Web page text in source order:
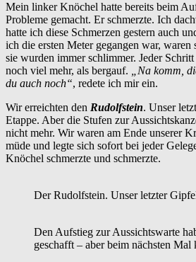
Mein linker Knöchel hatte bereits beim
Probleme gemacht. Er schmerzte. Ich
hatte ich diese Schmerzen gestern auch
ich die ersten Meter gegangen war,
sie wurden immer schlimmer. Jeder
noch viel mehr, als bergauf.
„Na komm,
du auch noch“, redete ich mir ein.
Wir erreichten den Rudolfstein. Unser
Etappe. Aber die Stufen zur
nicht mehr. Wir waren am Ende unserer
müde und legte sich sofort bei jeder
Knöchel schmerzte und schmerzte.
Der Rudolfstein. Unser letzter
Den Aufstieg zur Aussichtswarte
geschafft – aber beim nächsten Mal